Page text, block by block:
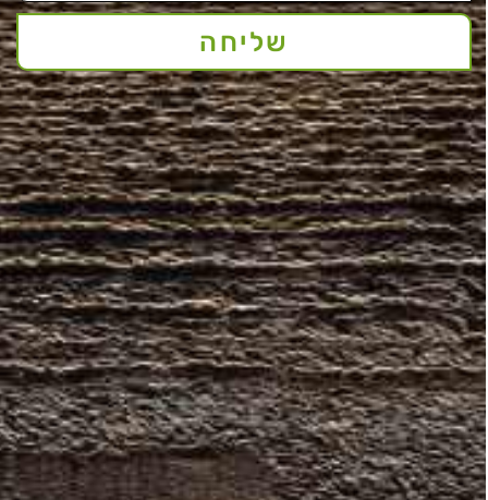
שליחה